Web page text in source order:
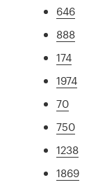
646
888
174
1974
70
750
1238
1869